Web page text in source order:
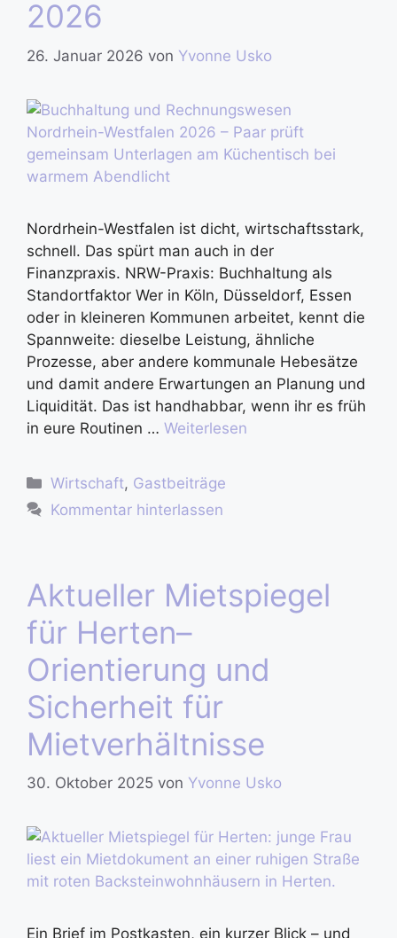
2026
26. Januar 2026 von Yvonne Usko
Nordrhein-Westfalen ist dicht, wirtschaftsstark,
schnell. Das spürt man auch in der
Finanzpraxis. NRW-Praxis: Buchhaltung als
Standortfaktor Wer in Köln, Düsseldorf, Essen
oder in kleineren Kommunen arbeitet, kennt die
Spannweite: dieselbe Leistung, ähnliche
Prozesse, aber andere kommunale Hebesätze
und damit andere Erwartungen an Planung und
Liquidität. Das ist handhabbar, wenn ihr es früh
in eure Routinen … Weiterlesen
Wirtschaft, Gastbeiträge
Kommentar hinterlassen
Aktueller Mietspiegel
für Herten–
Orientierung und
Sicherheit für
Mietverhältnisse
30. Oktober 2025 von Yvonne Usko
Ein Brief im Postkasten, ein kurzer Blick – und